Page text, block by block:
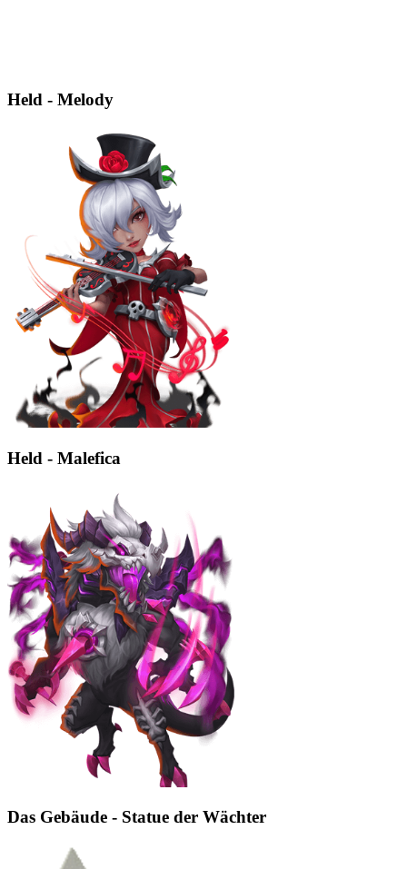
Held - Melody
Held - Malefica
Das Gebäude - Statue der Wächter